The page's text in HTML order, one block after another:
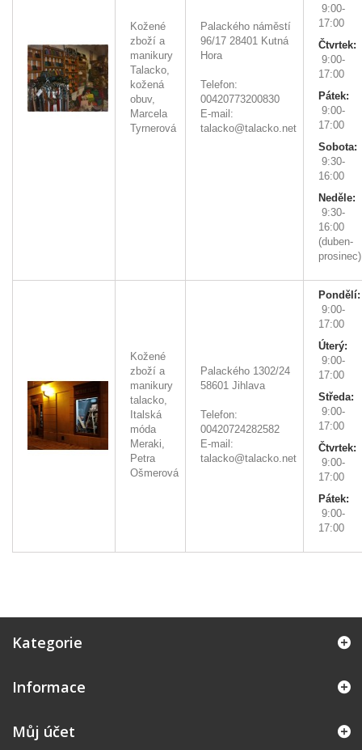
Kožené
zboží a
manikury
Talacko,
kožená
obuv,
Marcela
Tyrnerová
Palackého náměstí
96/17 28401 Kutná
Hora
Telefon:
00420773200830
E-mail:
talacko@talacko.net
9:00-
17:00
Čtvrtek:
9:00-
17:00
Pátek:
9:00-
17:00
Sobota:
9:30-
16:00
Neděle:
9:30-
16:00
(duben-
prosinec)
Kožené
zboží a
manikury
talacko,
Italská
móda
Meraki,
Petra
Ošmerová
Palackého 1302/24
58601 Jihlava
Telefon:
00420724282582
E-mail:
talacko@talacko.net
Pondělí:
9:00-
17:00
Úterý:
9:00-
17:00
Středa:
9:00-
17:00
Čtvrtek:
9:00-
17:00
Pátek:
9:00-
17:00
Kategorie
Informace
Můj účet